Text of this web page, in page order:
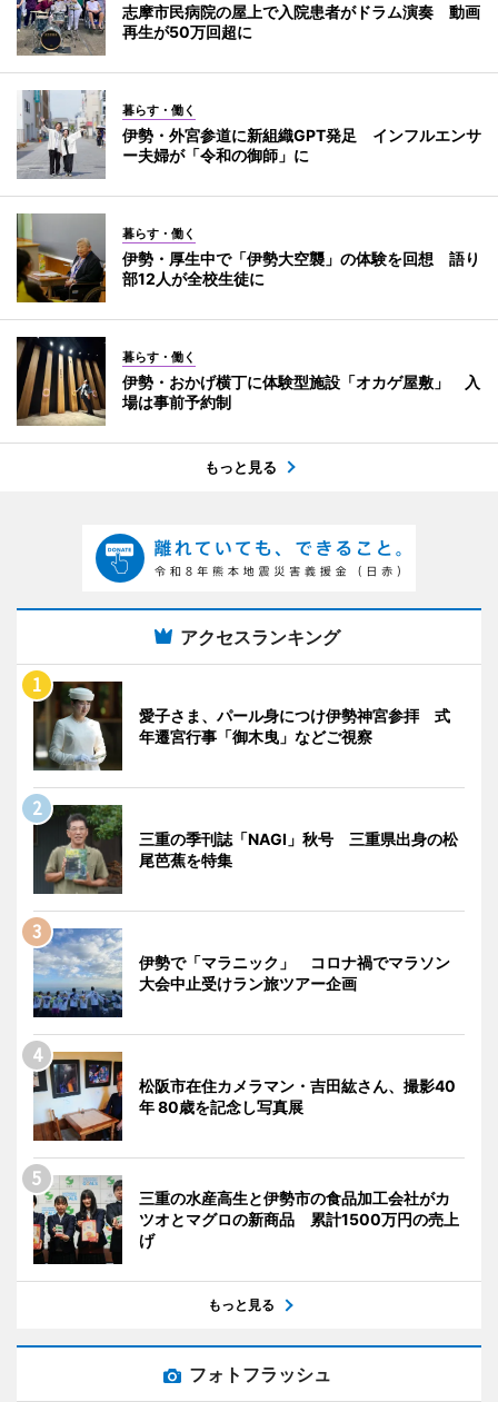
志摩市民病院の屋上で入院患者がドラム演奏 動画
再生が50万回超に
暮らす・働く
伊勢・外宮参道に新組織GPT発足 インフルエンサ
ー夫婦が「令和の御師」に
暮らす・働く
伊勢・厚生中で「伊勢大空襲」の体験を回想 語り
部12人が全校生徒に
暮らす・働く
伊勢・おかげ横丁に体験型施設「オカゲ屋敷」 入
場は事前予約制
もっと見る
アクセスランキング
愛子さま、パール身につけ伊勢神宮参拝 式
年遷宮行事「御木曳」などご視察
三重の季刊誌「NAGI」秋号 三重県出身の松
尾芭蕉を特集
伊勢で「マラニック」 コロナ禍でマラソン
大会中止受けラン旅ツアー企画
松阪市在住カメラマン・吉田紘さん、撮影40
年 80歳を記念し写真展
三重の水産高生と伊勢市の食品加工会社がカ
ツオとマグロの新商品 累計1500万円の売上
げ
もっと見る
フォトフラッシュ